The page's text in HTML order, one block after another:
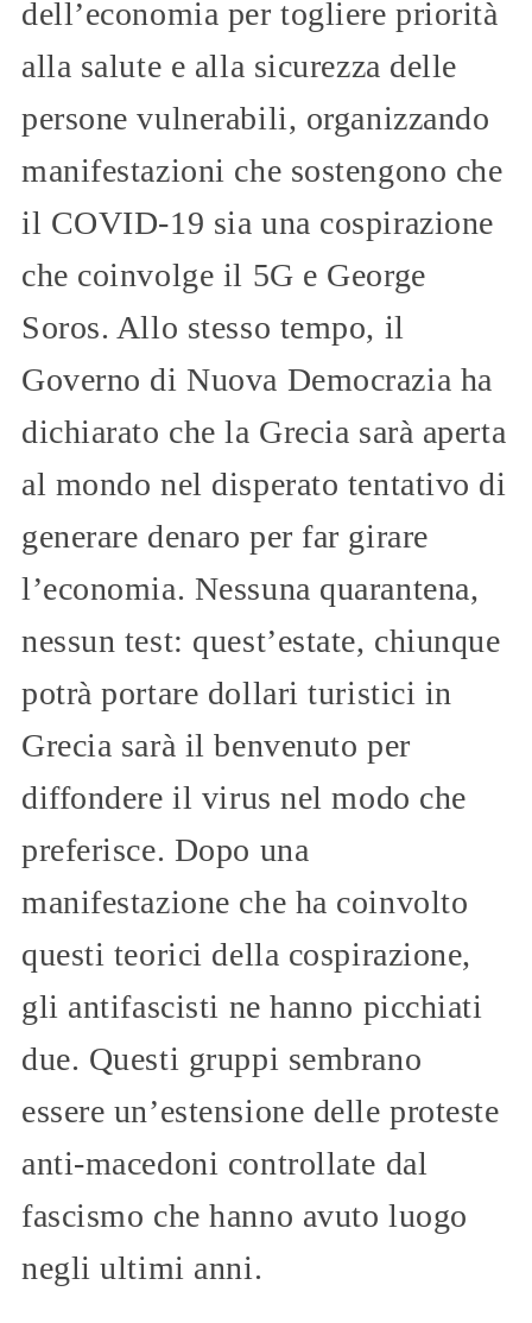
dell’economia per togliere priorità
alla salute e alla sicurezza delle
persone vulnerabili, organizzando
manifestazioni che sostengono che
il COVID-19 sia una cospirazione
che coinvolge il 5G e George
Soros. Allo stesso tempo, il
Governo di Nuova Democrazia ha
dichiarato che la Grecia sarà aperta
al mondo nel disperato tentativo di
generare denaro per far girare
l’economia. Nessuna quarantena,
nessun test: quest’estate, chiunque
potrà portare dollari turistici in
Grecia sarà il benvenuto per
diffondere il virus nel modo che
preferisce. Dopo una
manifestazione che ha coinvolto
questi teorici della cospirazione,
gli antifascisti ne hanno picchiati
due. Questi gruppi sembrano
essere un’estensione delle proteste
anti-macedoni controllate dal
fascismo che hanno avuto luogo
negli ultimi anni.